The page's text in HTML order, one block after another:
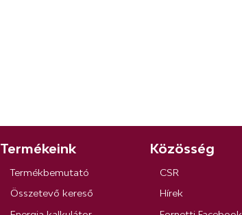
Termékeink
Termékbemutató
Összetevő kereső
Közösség
CSR
Hírek